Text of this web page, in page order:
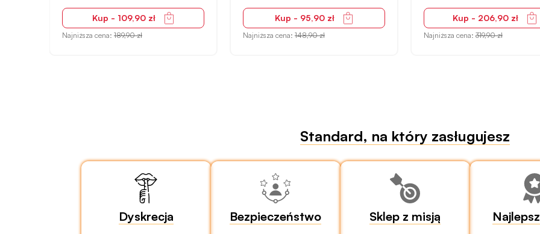
Kup - 95,90 zł
Najniższa cena: 148,90 zł
Kup - 206,90 zł
Najniższa cena: 319,90 zł
Kup - 75,90 zł
Najniższa cena:117,90 zł
Standard, na który zasługujesz
Dyskrecja Bezpieczeństwo Sklep z misją